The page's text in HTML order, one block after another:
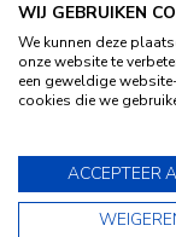
gebruik van
Bekijk ons
WIJ GEBRUIKEN
We kunnen deze
onze website te
een geweldige
cookies die we
ACCEPTEER